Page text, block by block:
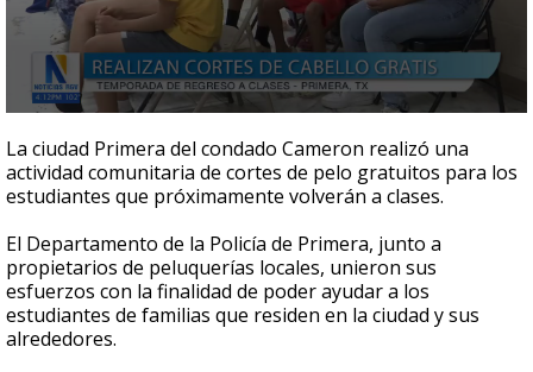
seconds
of
59
seconds
La ciudad Primera del condado Cameron realizó una
actividad comunitaria de cortes de pelo gratuitos para los
estudiantes que próximamente volverán a clases.
El Departamento de la Policía de Primera, junto a
propietarios de peluquerías locales, unieron sus
esfuerzos con la finalidad de poder ayudar a los
estudiantes de familias que residen en la ciudad y sus
alrededores.